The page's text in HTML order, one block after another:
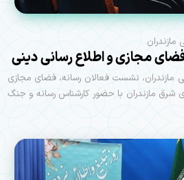
مجازی و اطلاع رسانی دینی
مازندران، نشست فعالان رسانه، فضای مجازی
شرق مازندران با حضور کارشناس رسانه و جنگ